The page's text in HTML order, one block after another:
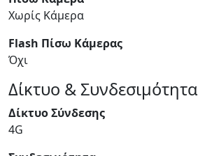
Χωρίς Κάμερα
Flash Πίσω Κάμερας
Όχι
Δίκτυο & Συνδεσιμότητα
Δίκτυο Σύνδεσης
4G